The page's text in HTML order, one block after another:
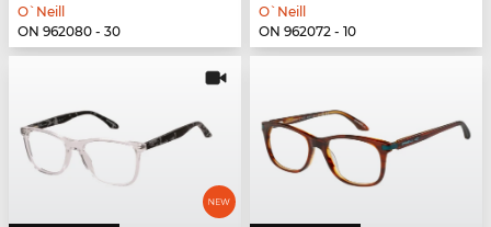
O`Neill
ON 962080 - 30
O`Neill
ON 962072 - 10